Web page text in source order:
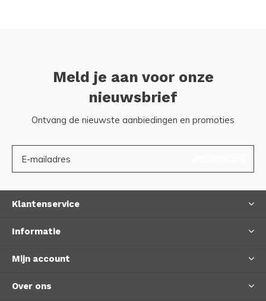
Meld je aan voor onze
nieuwsbrief
Ontvang de nieuwste aanbiedingen en promoties
Klantenservice
Informatie
Mijn account
Over ons